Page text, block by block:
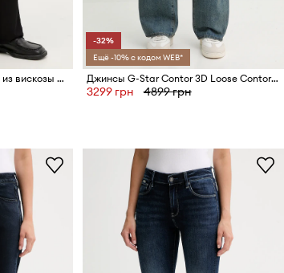
G-Star брюки для женщин из вискозы Pleated chino
-32%
Ещё -10% с кодом WEB*
Джинсы G-Star Contor 3D Loose Contor 3D Loose
3299 грн 4899 грн